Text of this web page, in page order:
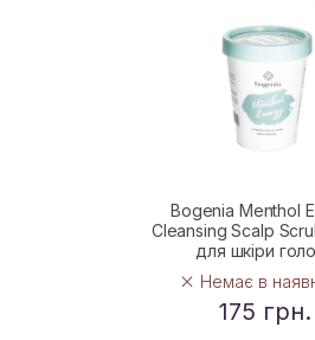
Bogenia Menthol
Cleansing Scalp
для шкіри
Немає в
175 грн.